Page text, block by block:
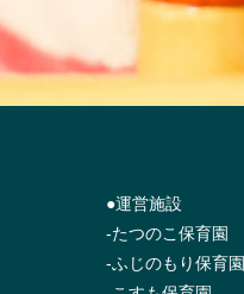
●運営施設
-たつのこ保育園
-ふじのもり保育園